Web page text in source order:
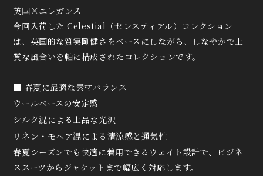
英国×エレガンス
今回入荷した Celestial（セレスティアル）コレクション
は、 英国的な質実剛健さをベースにしながら、しなやかで上
質な風合いを軸に構成されたコレクションです。
■ 春夏に最適な素材バランス
ウールベースの安定感
シルク混による上品な光沢
リネン・モヘア混による清涼感と通気性
春夏シーズンでも快適に着用できるウェイト設計で、ビジネ
ススーツからジャケットまで幅広く対応します。